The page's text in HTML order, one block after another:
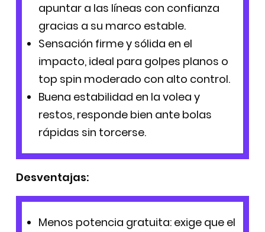
apuntar a las líneas con confianza
gracias a su marco estable.
Sensación firme y sólida en el
impacto, ideal para golpes planos o
top spin moderado con alto control.
Buena estabilidad en la volea y
restos, responde bien ante bolas
rápidas sin torcerse.
Desventajas:
Menos potencia gratuita: exige que el